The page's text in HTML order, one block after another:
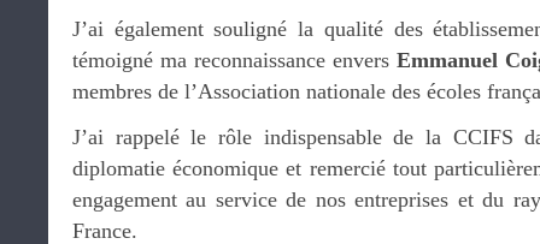
J’ai également souligné la qualité des
témoigné ma reconnaissance envers Emmanuel
membres de l’Association nationale des écoles
J’ai rappelé le rôle indispensable de la CCIFS
diplomatie économique et remercié tout
engagement au service de nos entreprises et du
France.